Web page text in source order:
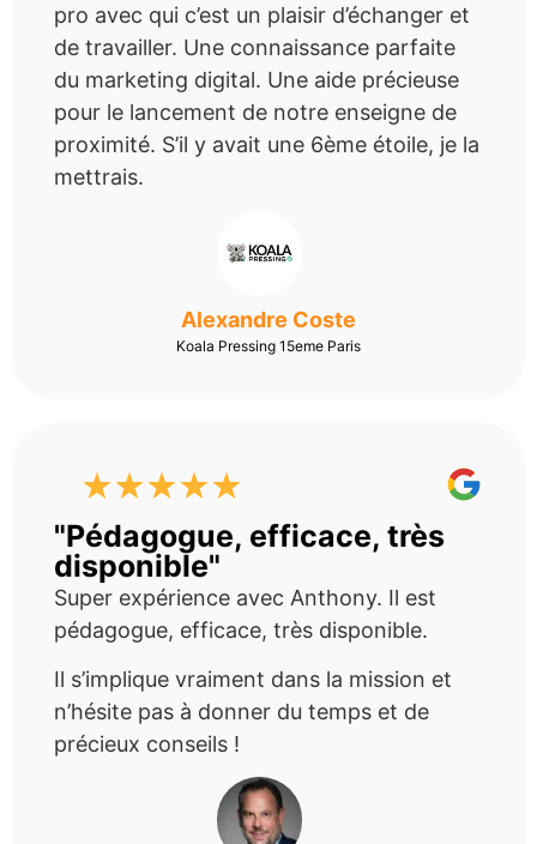
pro avec qui c’est un plaisir d’échanger et
de travailler. Une connaissance parfaite
du marketing digital. Une aide précieuse
pour le lancement de notre enseigne de
proximité. S’il y avait une 6ème étoile, je la
mettrais.
Alexandre Coste
Koala Pressing 15eme Paris
"Pédagogue, efficace, très
disponible"
Super expérience avec Anthony. Il est
pédagogue, efficace, très disponible.
Il s’implique vraiment dans la mission et
n’hésite pas à donner du temps et de
précieux conseils !